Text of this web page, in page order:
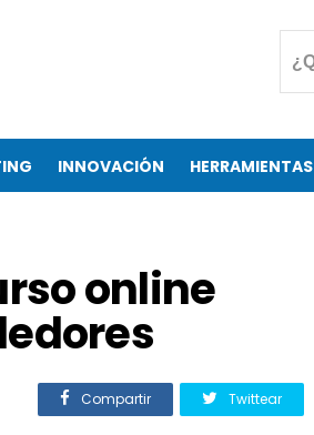
INNOVACIÓN HERRAMIENTAS
online
Compartir Twittear